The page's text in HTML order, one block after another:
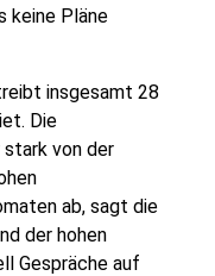
keine Pläne
insgesamt 28
Die
von der
ab, sagt die
der hohen
Gespräche auf